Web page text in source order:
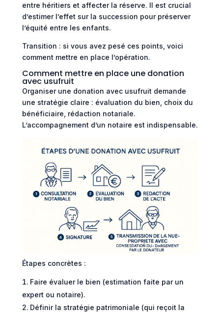
entre héritiers et affecter la réserve. Il est crucial
d’estimer l’effet sur la succession pour préserver
l’équité entre les enfants.
Transition : si vous avez pesé ces points, voici
comment mettre en place l’opération.
Comment mettre en place une donation
avec usufruit
Organiser une donation avec usufruit demande
une stratégie claire : évaluation du bien, choix du
bénéficiaire, rédaction notariale.
L’accompagnement d’un notaire est indispensable.
Étapes concrètes :
Faire évaluer le bien (estimation faite par un
expert ou notaire).
Définir la stratégie patrimoniale (qui reçoit la